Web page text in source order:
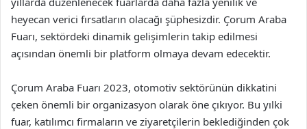
heyecan verici fırsatların olacağı şüphesizdir. Çorum Araba
Fuarı, sektördeki dinamik gelişimlerin takip edilmesi
açısından önemli bir platform olmaya devam edecektir.
Çorum Araba Fuarı 2023, otomotiv sektörünün dikkatini
çeken önemli bir organizasyon olarak öne çıkıyor. Bu yılki
fuar, katılımcı firmaların ve ziyaretçilerin beklediğinden çok